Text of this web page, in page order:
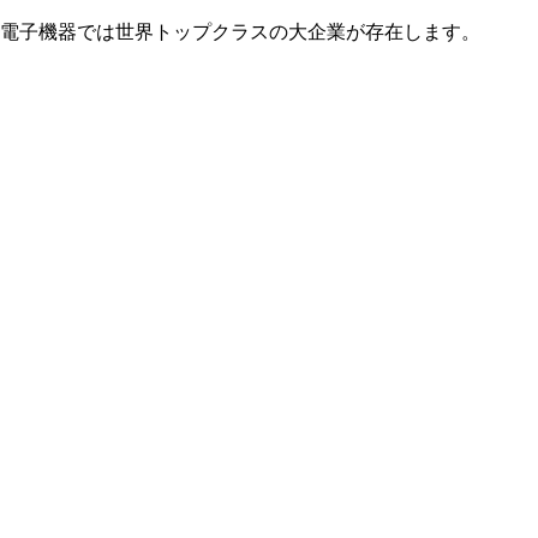
機器では世界トップクラスの大企業が存在します。